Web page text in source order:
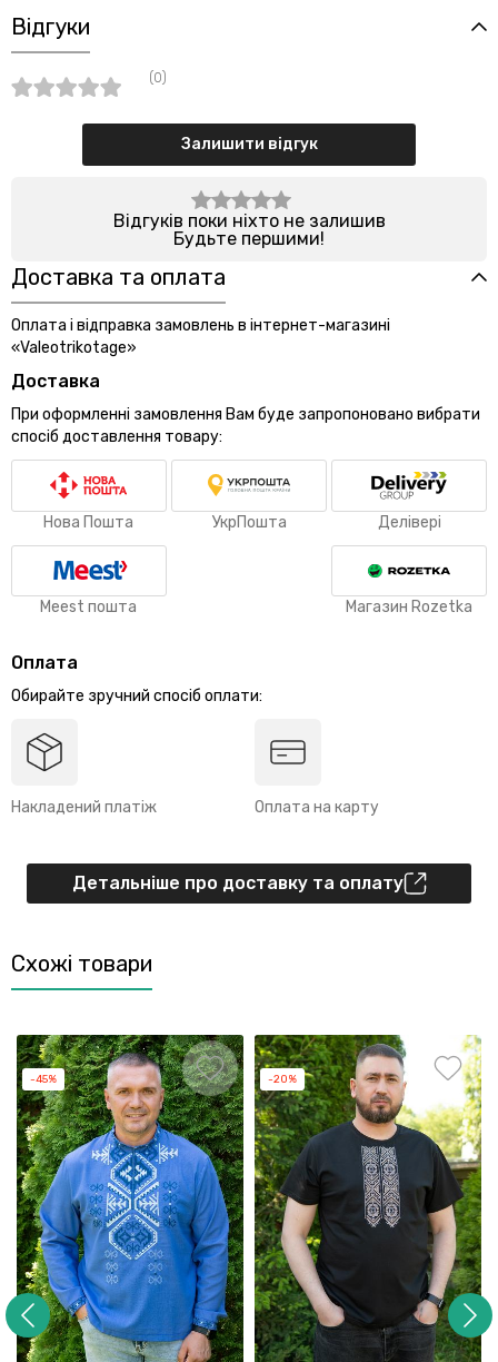
Відгуки
(0)
Залишити відгук
Відгуків поки ніхто не залишив
Будьте першими!
Доставка та оплата
Оплата і відправка замовлень в інтернет-магазині
«Valeotrikotage»
Доставка
При оформленні замовлення Вам буде запропоновано вибрати
спосіб доставлення товару:
Нова Пошта УкрПошта Делівері
Meest пошта Магазин Rozetka
Оплата
Обирайте зручний спосіб оплати:
Накладений платіж Оплата на карту
Детальніше про доставку та оплату
Схожі товари
-45% -20%